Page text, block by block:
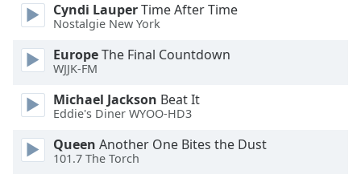
cancel
and
close
Text
Color
Cyndi LauperTime After Time
Nostalgie New York
EuropeThe Final Countdown
WJJK-FM
Michael Jackson Beat It
Eddie's Diner WYOO-HD3
Queen Another One Bites the Dust
101.7 The Torch